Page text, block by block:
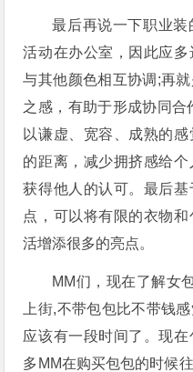
最后再说一下职业装
活动在办公室，因此应
与其他颜色相互协调;再
之感，有助于形成协同合
以谦虚、宽容、成熟的
的距离，减少拥挤感给
获得他人的认可。最后
点，可以将有限的衣物
活增添很多的亮点。
MM们，现在了解女
上街,不带包包比不带钱
应该有一段时间了。现
多MM在购买包包的时候